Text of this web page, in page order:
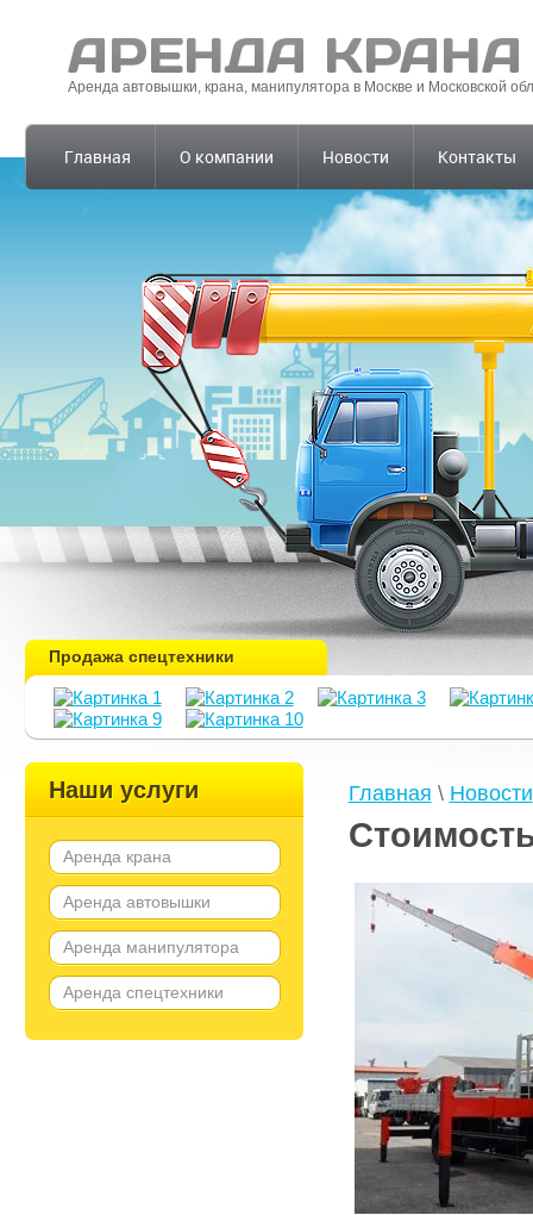
Аренда автовышки, крана, манипулятора в Москве и Московской
Главная О компании Новости Контакты
Продажа спецтехники
Главная \ Новости
Наши услуги
Аренда крана
Аренда автовышки
Аренда манипулятора
Аренда спецтехники